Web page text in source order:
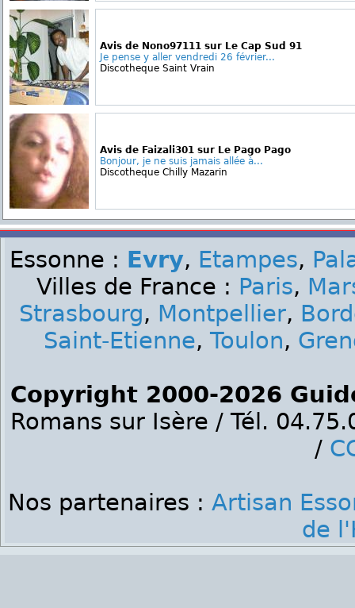
Avis de Nono97111 sur Le Cap Sud 91
Je pense y aller vendredi 26 février...
Discotheque Saint Vrain
Avis de Faizali301 sur Le Pago Pago
Bonjour, je ne suis jamais allée à...
Discotheque Chilly Mazarin
Essonne : Evry, Etampes,
Villes de France : Paris,
Strasbourg, Montpellier,
Saint-Etienne, Toulon,
Copyright 2000-2026
Romans sur Isère / Tél.
/
Nos partenaires : Artisan
de